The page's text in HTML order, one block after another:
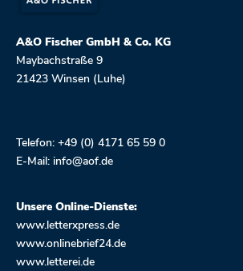
A&O Fischer GmbH & Co. KG
Maybachstraße 9
21423 Winsen (Luhe)
Telefon: +49 (0) 4171 65 59 0
E-Mail: info@aof.de
Unsere Online-Dienste:
www.letterxpress.de
www.onlinebrief24.de
www.letterei.de